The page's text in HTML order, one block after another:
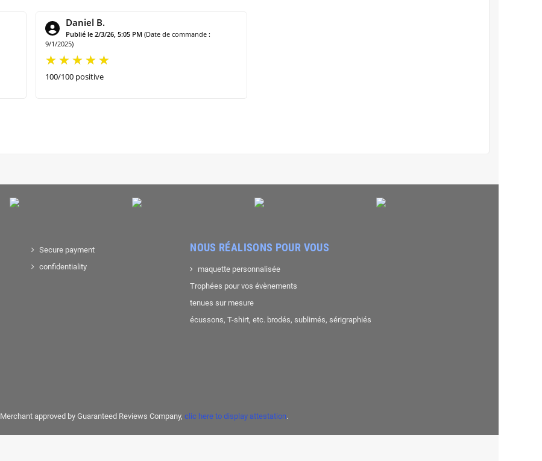
Daniel B.
Publié le 2/3/26, 5:05 PM (Date de commande :
9/1/2025)
100/100 positive
Secure payment
confidentiality
NOUS RÉALISONS POUR VOUS
maquette personnalisée
Trophées pour vos évènements
tenues sur mesure
écussons, T-shirt, etc. brodés, sublimés, sérigraphiés
Merchant approved by Guaranteed Reviews Company, clic here to display attestation.